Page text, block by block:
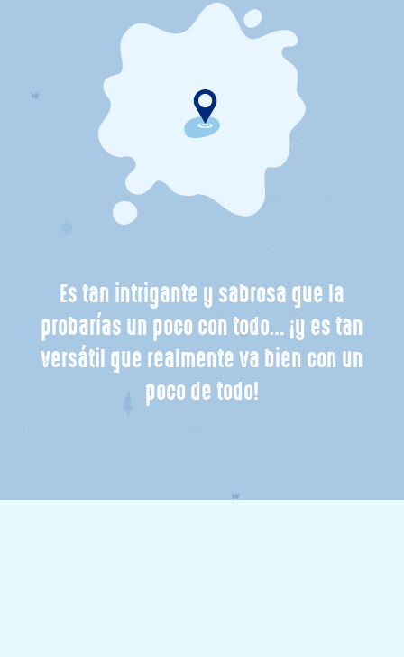
Es tan intrigante y sabrosa que la
probarías un poco con todo… ¡y es tan
versátil que realmente va bien con un
poco de todo!